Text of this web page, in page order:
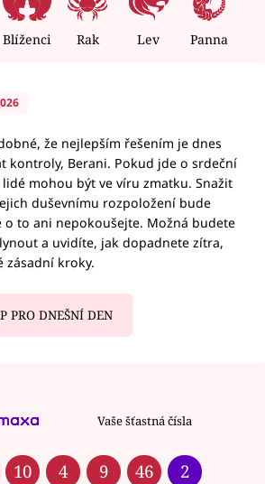
Blíženci Rak Lev Panna
že nejlepším řešením je dnes
kontroly, Berani. Pokud jde o srdeční
mohou být ve víru zmatku. Snažit
duševnímu rozpoložení bude
o to ani nepokoušejte. Možná budete
a uvidíte, jak dopadnete zítra,
zásadní kroky.
PRO DNEŠNÍ DEN
Vaše šťastná čísla
10 4 9 46 2